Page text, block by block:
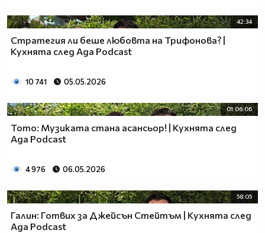
42:34
Стратегия ли беше любовта на Трифонова? |
Кухнята след Ада Podcast
10 741 05.05.2026
01:06:06
Тото: Музиката стана асансьор! | Кухнята след
Ада Podcast
4 976 06.05.2026
58:05
Галин: Готвих за Джейсън Стейтъм | Кухнята след
Ада Podcast